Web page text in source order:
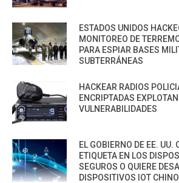
ESTADOS UNIDOS
MONITOREO DE
PARA ESPIAR BASES
SUBTERRÁNEAS
HACKEAR RADIOS
ENCRIPTADAS
VULNERABILIDADES
EL GOBIERNO DE EE. UU.
ETIQUETA EN LOS
SEGUROS O QUIERE
DISPOSITIVOS IOT